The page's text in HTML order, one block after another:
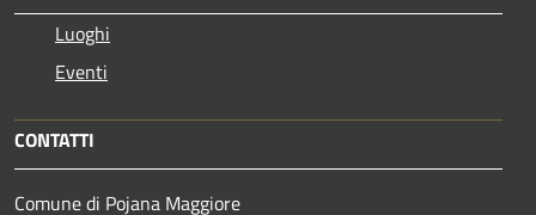
Luoghi
Eventi
CONTATTI
Comune di Pojana Maggiore